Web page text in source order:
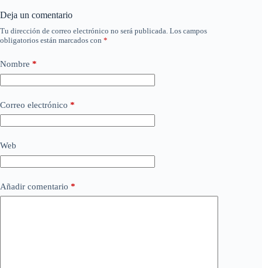
Deja un comentario
Tu dirección de correo electrónico no será publicada. Los campos
obligatorios están marcados con *
Nombre *
Correo electrónico *
Web
Añadir comentario *